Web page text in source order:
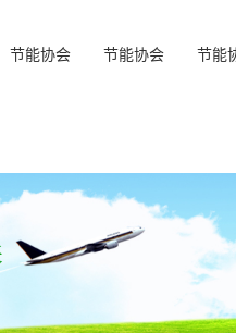
节能协会 节能协会 节能